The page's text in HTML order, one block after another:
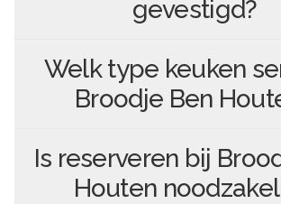
gevestigd?
Welk type keuken
Broodje Ben
Is reserveren bij
Houten